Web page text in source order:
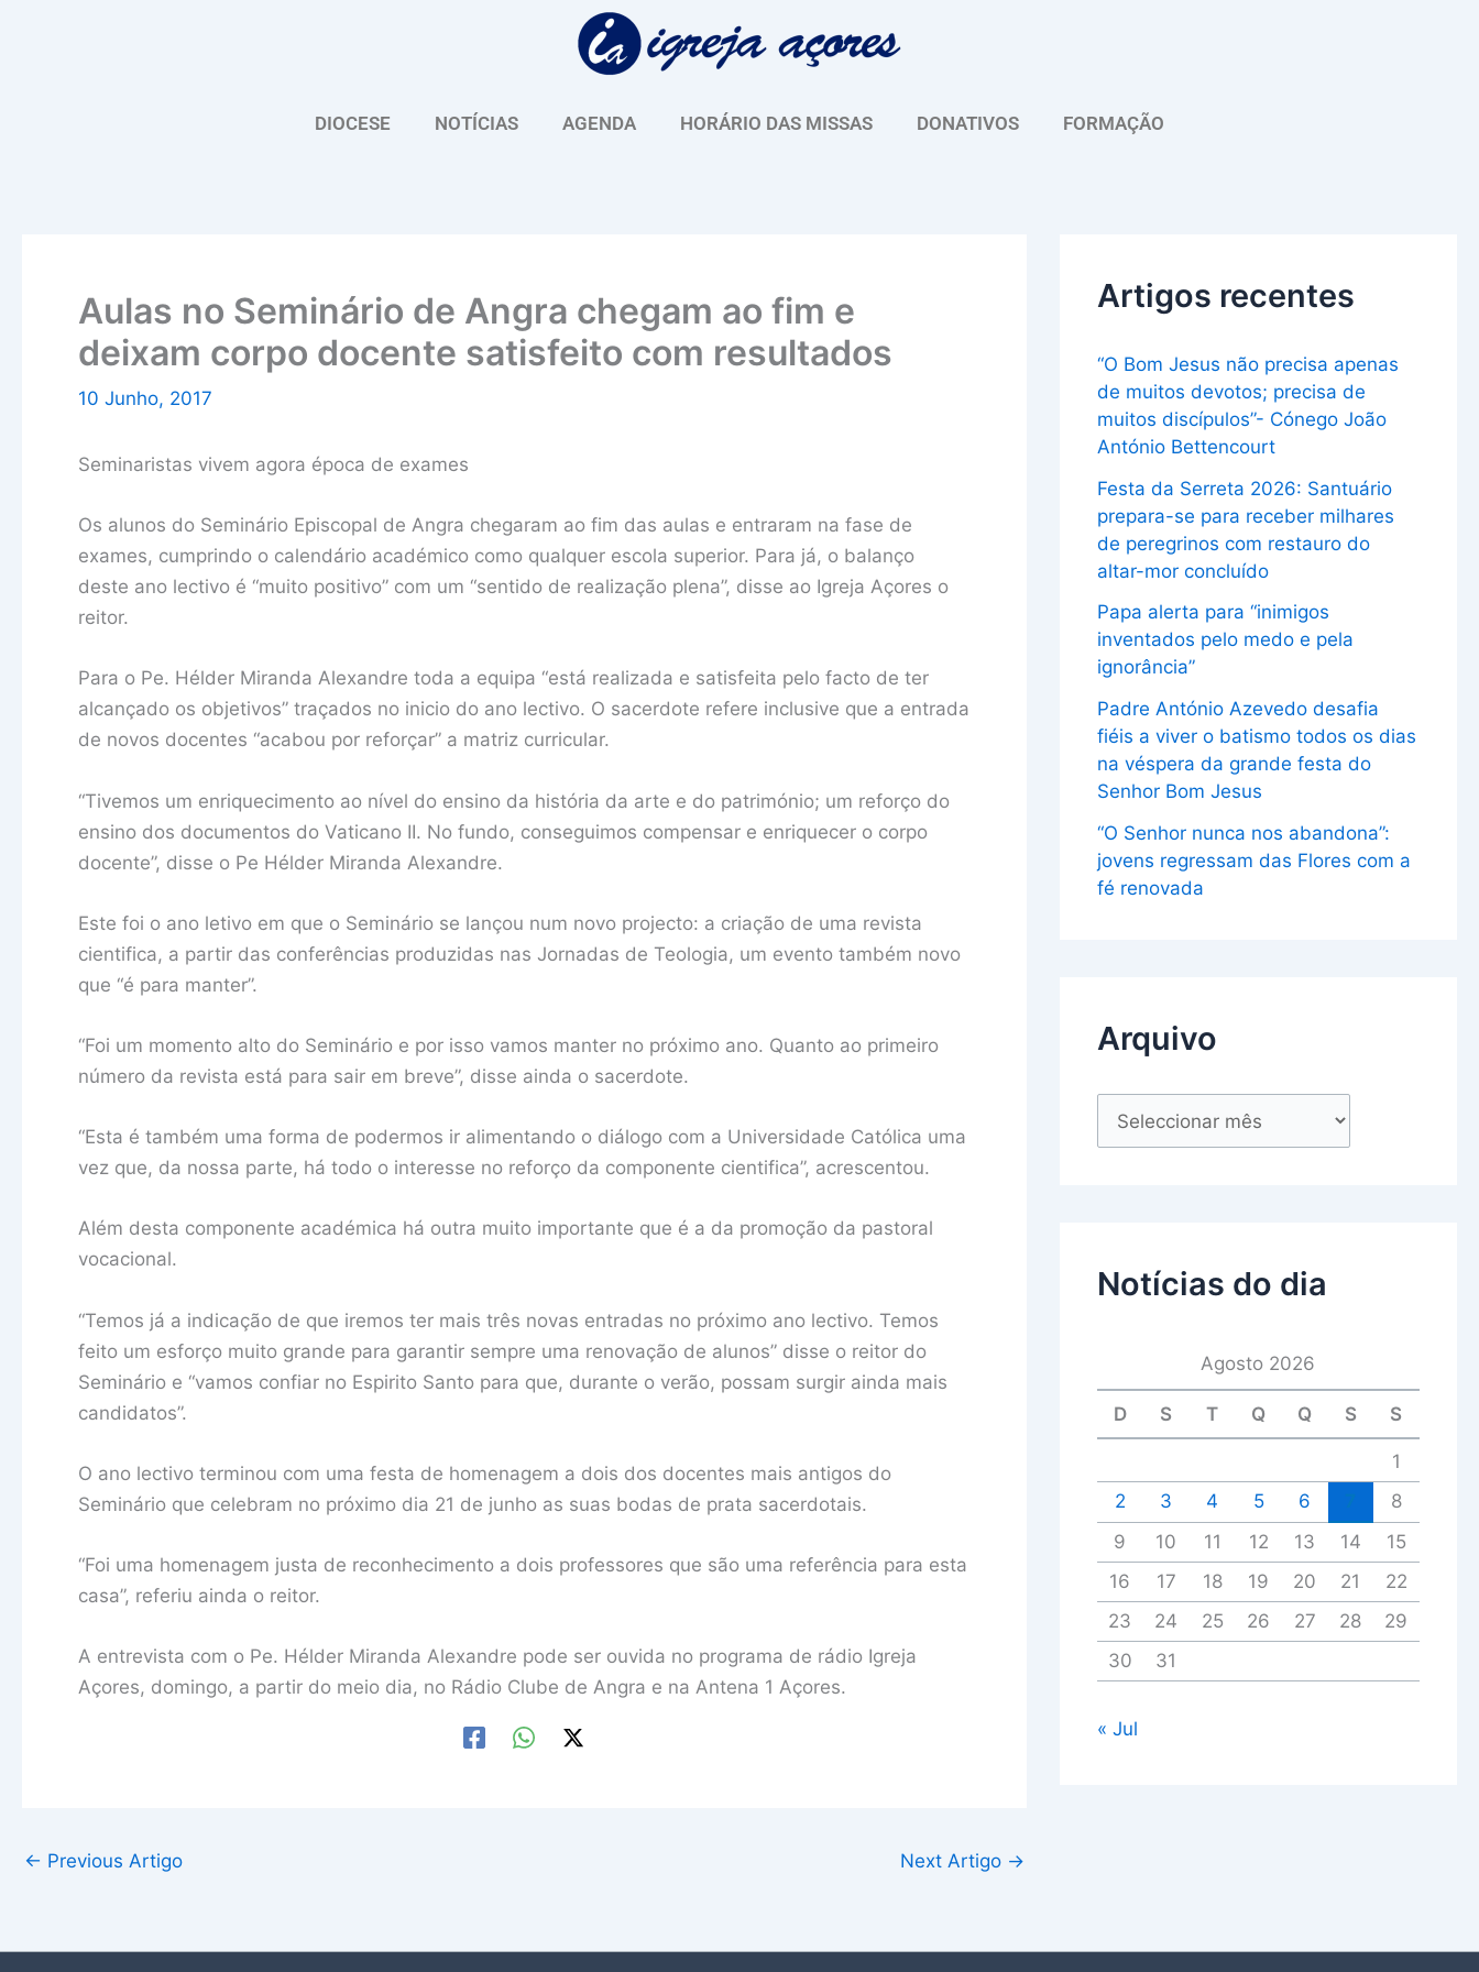
DIOCESE NOTÍCIAS AGENDA HORÁRIO DAS MISSAS DONATIVOS FORMAÇÃO
Aulas no Seminário de Angra chegam ao fim e
deixam corpo docente satisfeito com resultados
10 Junho, 2017
Seminaristas vivem agora época de exames
Os alunos do Seminário Episcopal de Angra chegaram ao fim das aulas e entraram na fase de
exames, cumprindo o calendário académico como qualquer escola superior. Para já, o balanço
deste ano lectivo é “muito positivo” com um “sentido de realização plena”, disse ao Igreja Açores o
reitor.
Para o Pe. Hélder Miranda Alexandre toda a equipa “está realizada e satisfeita pelo facto de ter
alcançado os objetivos” traçados no inicio do ano lectivo. O sacerdote refere inclusive que a entrada
de novos docentes “acabou por reforçar” a matriz curricular.
“Tivemos um enriquecimento ao nível do ensino da história da arte e do património; um reforço do
ensino dos documentos do Vaticano II. No fundo, conseguimos compensar e enriquecer o corpo
docente”, disse o Pe Hélder Miranda Alexandre.
Este foi o ano letivo em que o Seminário se lançou num novo projecto: a criação de uma revista
cientifica, a partir das conferências produzidas nas Jornadas de Teologia, um evento também novo
que “é para manter”.
“Foi um momento alto do Seminário e por isso vamos manter no próximo ano. Quanto ao primeiro
número da revista está para sair em breve”, disse ainda o sacerdote.
“Esta é também uma forma de podermos ir alimentando o diálogo com a Universidade Católica uma
vez que, da nossa parte, há todo o interesse no reforço da componente cientifica”, acrescentou.
Além desta componente académica há outra muito importante que é a da promoção da pastoral
vocacional.
“Temos já a indicação de que iremos ter mais três novas entradas no próximo ano lectivo. Temos
feito um esforço muito grande para garantir sempre uma renovação de alunos” disse o reitor do
Seminário e “vamos confiar no Espirito Santo para que, durante o verão, possam surgir ainda mais
candidatos”.
O ano lectivo terminou com uma festa de homenagem a dois dos docentes mais antigos do
Seminário que celebram no próximo dia 21 de junho as suas bodas de prata sacerdotais.
“Foi uma homenagem justa de reconhecimento a dois professores que são uma referência para esta
casa”, referiu ainda o reitor.
A entrevista com o Pe. Hélder Miranda Alexandre pode ser ouvida no programa de rádio Igreja
Açores, domingo, a partir do meio dia, no Rádio Clube de Angra e na Antena 1 Açores.
← Previous Artigo Next Artigo →
Artigos recentes
“O Bom Jesus não precisa apenas
de muitos devotos; precisa de
muitos discípulos”- Cónego João
António Bettencourt
Festa da Serreta 2026: Santuário
prepara-se para receber milhares
de peregrinos com restauro do
altar-mor concluído
Papa alerta para “inimigos
inventados pelo medo e pela
ignorância”
Padre António Azevedo desafia
fiéis a viver o batismo todos os dias
na véspera da grande festa do
Senhor Bom Jesus
“O Senhor nunca nos abandona”:
jovens regressam das Flores com a
fé renovada
Arquivo
u
Notícias do dia
Agosto 2026
D S T Q Q S S
1
2
3 4 5 6
8
9
10 11 12 13 14
15
16
17 18 19 20 21
22
23
24 25 26 27 28
29
30
31
« Jul